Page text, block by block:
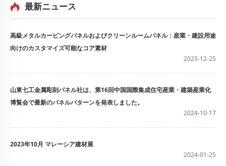
最新ニュース
高級メタルカービングパネルおよびクリーンルームパネル：産業・建設用途
向けのカスタマイズ可能なコア素材
2025-12-25
山東七工金属彫刻パネル社は、第16回中国国際集成住宅産業・建築産業化
博覧会で最新のパネルパターンを発表しました。
2024-10-17
2023年10月 マレーシア建材展
2024-01-25